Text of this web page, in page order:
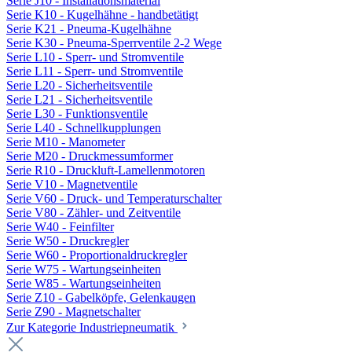
Serie K10 - Kugelhähne - handbetätigt
Serie K21 - Pneuma-Kugelhähne
Serie K30 - Pneuma-Sperrventile 2-2 Wege
Serie L10 - Sperr- und Stromventile
Serie L11 - Sperr- und Stromventile
Serie L20 - Sicherheitsventile
Serie L21 - Sicherheitsventile
Serie L30 - Funktionsventile
Serie L40 - Schnellkupplungen
Serie M10 - Manometer
Serie M20 - Druckmessumformer
Serie R10 - Druckluft-Lamellenmotoren
Serie V10 - Magnetventile
Serie V60 - Druck- und Temperaturschalter
Serie V80 - Zähler- und Zeitventile
Serie W40 - Feinfilter
Serie W50 - Druckregler
Serie W60 - Proportionaldruckregler
Serie W75 - Wartungseinheiten
Serie W85 - Wartungseinheiten
Serie Z10 - Gabelköpfe, Gelenkaugen
Serie Z90 - Magnetschalter
Zur Kategorie Industriepneumatik